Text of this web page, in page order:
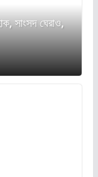
সাংসদ ঘেরাও,